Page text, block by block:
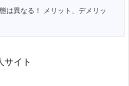
は異なる！ メリット、デメリッ
サイト